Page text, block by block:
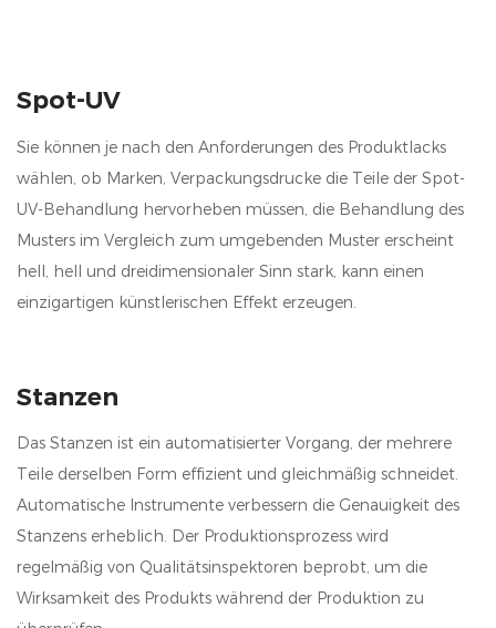
Spot-UV
Sie können je nach den Anforderungen des Produktlacks
wählen, ob Marken, Verpackungsdrucke die Teile der Spot-
UV-Behandlung hervorheben müssen, die Behandlung des
Musters im Vergleich zum umgebenden Muster erscheint
hell, hell und dreidimensionaler Sinn stark, kann einen
einzigartigen künstlerischen Effekt erzeugen.
Stanzen
Das Stanzen ist ein automatisierter Vorgang, der mehrere
Teile derselben Form effizient und gleichmäßig schneidet.
Automatische Instrumente verbessern die Genauigkeit des
Stanzens erheblich. Der Produktionsprozess wird
regelmäßig von Qualitätsinspektoren beprobt, um die
Wirksamkeit des Produkts während der Produktion zu